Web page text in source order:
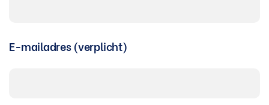
E-mailadres (verplicht)